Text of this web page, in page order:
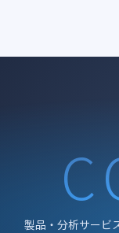
製品・分析サービ